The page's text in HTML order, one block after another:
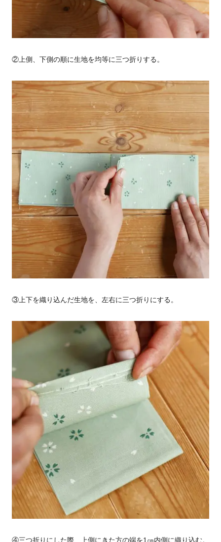
②上側、下側の順に生地を均等に三つ折りする。
③上下を織り込んだ生地を、左右に三つ折りにする。
④三つ折りにした際、上側にきた方の端を1 ㎝内側に織り込む。